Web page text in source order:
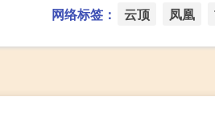
网络标签： 云顶 凤凰